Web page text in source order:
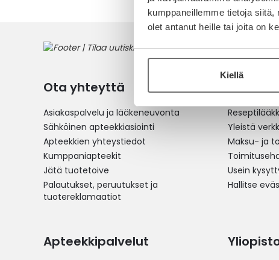
kumppaneillemme tietoja
olet antanut heille tai joita on
Kiellä
Ota yhteyttä
Asiakaspalvelu ja lääkeneuvonta
Sähköinen apteekkiasiointi
Apteekkien yhteystiedot
Kumppaniapteekit
Jätä tuotetoive
Palautukset, peruutukset ja
tuotereklamaatiot
Yleistä
Maksu- ja
Usein
Hallitse
Apteekkipalvelut